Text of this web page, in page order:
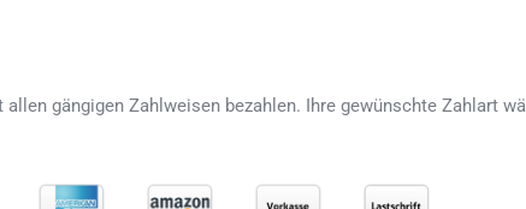
gängigen Zahlweisen bezahlen. Ihre gewünschte Zahlart